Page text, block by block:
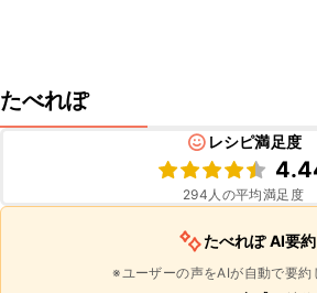
たべれぽ
レシピ満足度
294 人の平均満足度
たべれぽ AI要約
※ユーザーの声をAIが自動で要約